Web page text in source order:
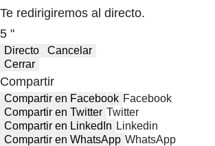
Te redirigiremos al directo.
5 "
Directo
Cancelar
Cerrar
Compartir
Compartir en Facebook Facebook
Compartir en Twitter Twitter
Compartir en LinkedIn Linkedin
Compartir en WhatsApp WhatsApp